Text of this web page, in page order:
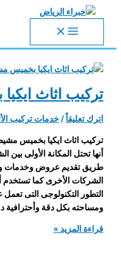
تخطي
تركيب اثاث
اترك تعليقاً /خدمات تركيب
تركيب اثاث ايكيا بخميس
أنها تحتل المكانة الأولى بين
طريق تقديم عروض وخدمات
الشركات الأخرى كما تستخدم
التطور التكنولوجى التى
ومساحته بكل دقة وأحترافية
تركيب
قراءة المزيد »